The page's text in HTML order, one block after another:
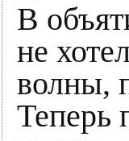
В
не
волны,
Теперь